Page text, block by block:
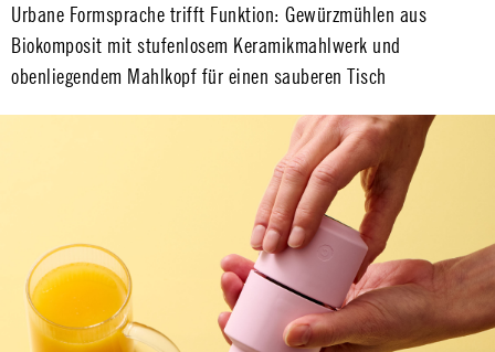
Urbane Formsprache trifft Funktion: Gewürzmühlen aus
Biokomposit mit stufenlosem Keramikmahlwerk und
obenliegendem Mahlkopf für einen sauberen Tisch